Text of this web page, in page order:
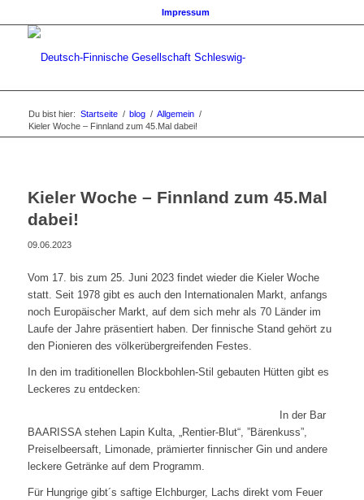
Impressum
Du bist hier: Startseite / blog / Allgemein /
Kieler Woche – Finnland zum 45.Mal dabei!
Kieler Woche – Finnland zum 45.Mal
dabei!
09.06.2023
Vom 17. bis zum 25. Juni 2023 findet wieder die Kieler Woche
statt. Seit 1978 gibt es auch den Internationalen Markt, anfangs
noch Europäischer Markt, auf dem sich mehr als 70 Länder im
Laufe der Jahre präsentiert haben. Der finnische Stand gehört zu
den Pionieren des völkerübergreifenden Festes.
In den im traditionellen Blockbohlen-Stil gebauten Hütten gibt es
Leckeres zu entdecken:
In der Bar
BAARISSA stehen Lapin Kulta, „Rentier-Blut“, ”Bärenkuss”,
Preiselbeersaft, Limonade, prämierter finnischer Gin und andere
leckere Getränke auf dem Programm.
Für Hungrige gibt´s saftige Elchburger, Lachs direkt vom Feuer